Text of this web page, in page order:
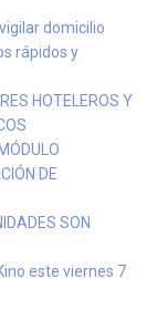
domicilio
rápidos y
HOTELEROS Y
DE
SON
este viernes 7